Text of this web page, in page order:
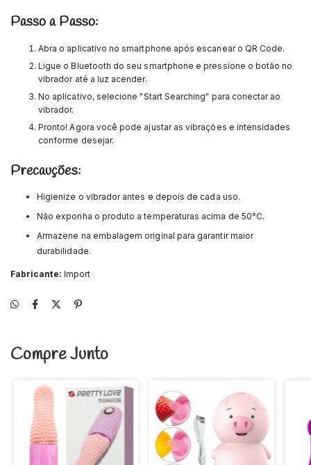
Passo a Passo:
Abra o aplicativo no smartphone após escanear o QR Code.
Ligue o Bluetooth do seu smartphone e pressione o botão no
vibrador até a luz acender.
No aplicativo, selecione "Start Searching" para conectar ao
vibrador.
Pronto! Agora você pode ajustar as vibrações e intensidades
conforme desejar.
Precauções:
Higienize o vibrador antes e depois de cada uso.
Não exponha o produto a temperaturas acima de 50°C.
Armazene na embalagem original para garantir maior
durabilidade.
Fabricante: Import
Compre Junto